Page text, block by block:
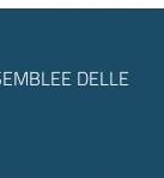
DELLE